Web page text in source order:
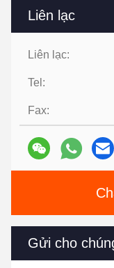
Liên lạc
Liên lạc:
Tel:
Fax:
Gửi cho